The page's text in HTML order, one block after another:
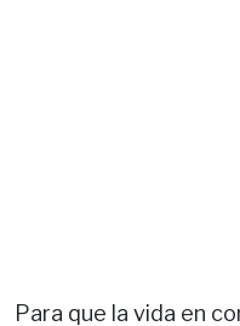
Para que la vida en